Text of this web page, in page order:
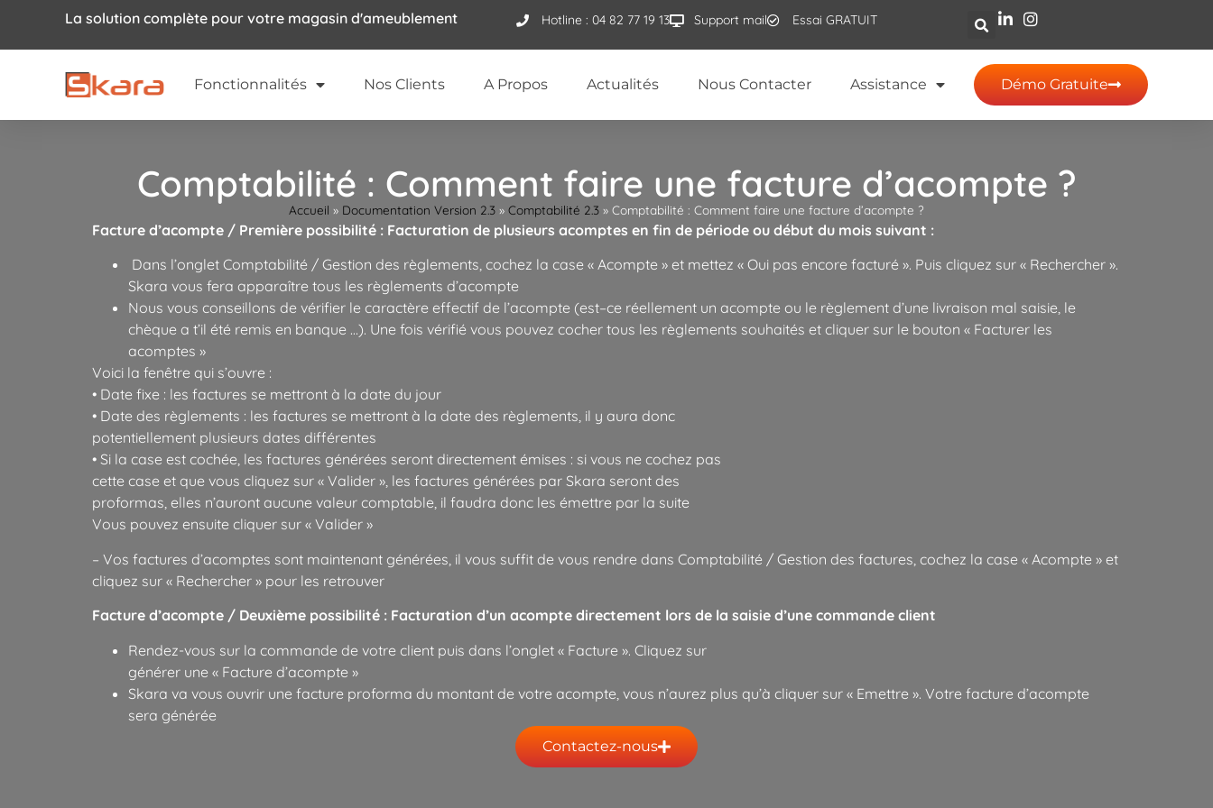
La solution complète pour votre magasin d'ameublement Hotline : 04 82 77 19 13 Support mail Essai GRATUIT
Fonctionnalités Nos Clients A Propos Actualités Nous Contacter Assistance Démo Gratuite
Comptabilité : Comment faire une facture d’acompte ?
Accueil » Documentation Version 2.3 » Comptabilité 2.3 » Comptabilité : Comment faire une facture d’acompte ?
Facture d’acompte / Première possibilité : Facturation de plusieurs acomptes en fin de période ou début du mois suivant :
Dans l’onglet Comptabilité / Gestion des règlements, cochez la case « Acompte » et mettez « Oui pas encore facturé ». Puis cliquez sur « Rechercher ».
Skara vous fera apparaître tous les règlements d’acompte
Nous vous conseillons de vérifier le caractère effectif de l’acompte (est–ce réellement un acompte ou le règlement d’une livraison mal saisie, le
chèque a t’il été remis en banque …). Une fois vérifié vous pouvez cocher tous les règlements souhaités et cliquer sur le bouton « Facturer les
acomptes »
Voici la fenêtre qui s’ouvre :
• Date fixe : les factures se mettront à la date du jour
• Date des règlements : les factures se mettront à la date des règlements, il y aura donc
potentiellement plusieurs dates différentes
• Si la case est cochée, les factures générées seront directement émises : si vous ne cochez pas
cette case et que vous cliquez sur « Valider », les factures générées par Skara seront des
proformas, elles n’auront aucune valeur comptable, il faudra donc les émettre par la suite
Vous pouvez ensuite cliquer sur « Valider »
– Vos factures d’acomptes sont maintenant générées, il vous suffit de vous rendre dans Comptabilité / Gestion des factures, cochez la case « Acompte » et
cliquez sur « Rechercher » pour les retrouver
Facture d’acompte / Deuxième possibilité : Facturation d’un acompte directement lors de la saisie d’une commande client
Rendez-vous sur la commande de votre client puis dans l’onglet « Facture ». Cliquez sur
générer une « Facture d’acompte »
Skara va vous ouvrir une facture proforma du montant de votre acompte, vous n’aurez plus qu’à cliquer sur « Emettre ». Votre facture d’acompte
sera générée
Contactez-nous